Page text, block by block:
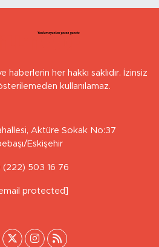
haberlerin her hakkı saklıdır. İzinsiz
kullanılamaz.
Aktüre Sokak No:37
Eskişehir
(222) 503 16 76
protected]